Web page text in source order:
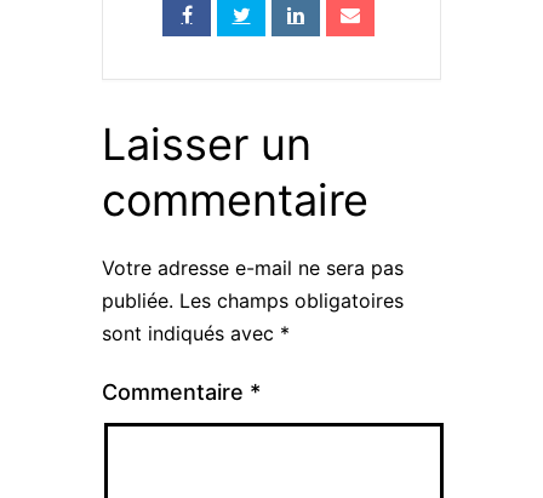
Laisser un
commentaire
Votre adresse e-mail ne sera pas
publiée. Les champs obligatoires
sont indiqués avec *
Commentaire *